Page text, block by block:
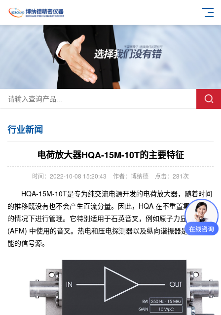
行业新闻
电荷放大器HQA-15M-10T的主要特征
时间：2022-10-08 15:20:43 作者：博纳德 点击： 281次
HQA-15M-10T是专为纯交流电源开发的电荷放大器，随着时间
的推移既没有也不会产生直流分量。因此，HQA 在不重置集成阶段
的情况下进行管理。它特别适用于石英音叉，例如原子力显微镜
(AFM) 中使用的音叉。热电和压电探测器以及纵向谐振器是其他可
能的信号源。